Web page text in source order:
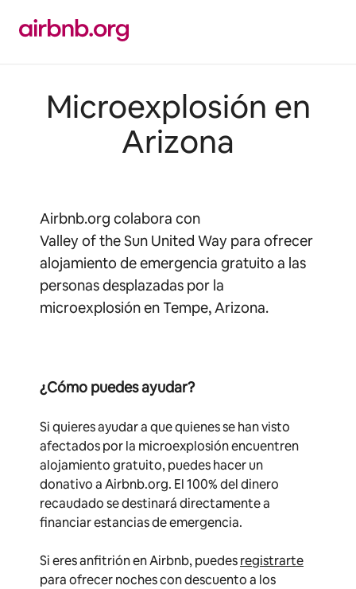
contenido
Microexplosión en
Arizona
Airbnb.org colabora con
Valley of the Sun United Way para ofrecer
alojamiento de emergencia gratuito a las
personas desplazadas por la
microexplosión en Tempe, Arizona.
¿Cómo puedes ayudar?
Si quieres ayudar a que quienes se han visto
afectados por la microexplosión encuentren
alojamiento gratuito, puedes hacer un
donativo a Airbnb.org. El 100% del dinero
recaudado se destinará directamente a
financiar estancias de emergencia.
Si eres anfitrión en Airbnb, puedesregistrarte
para ofrecer noches con descuento a los